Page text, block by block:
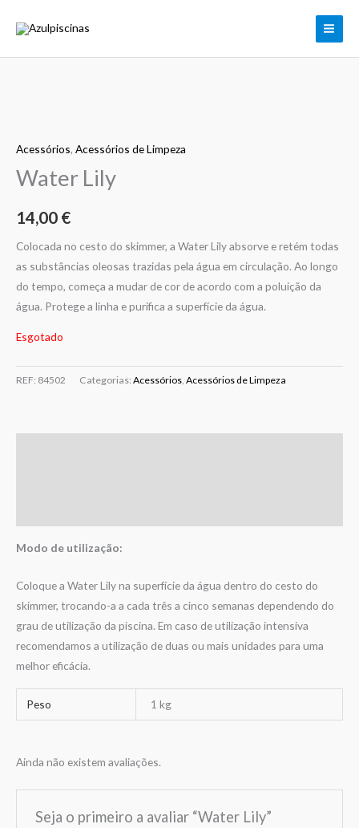
Acessórios, Acessórios de Limpeza
Water Lily
14,00 €
Colocada no cesto do skimmer, a Water Lily absorve e retém todas
as substâncias oleosas trazidas pela água em circulação. Ao longo
do tempo, começa a mudar de cor de acordo com a poluição da
água. Protege a linha e purifica a superfície da água.
Esgotado
REF: 84502 Categorias: Acessórios, Acessórios de Limpeza
Modo de utilização:
Coloque a Water Lily na superfície da água dentro do cesto do
skimmer, trocando-a a cada três a cinco semanas dependendo do
grau de utilização da piscina. Em caso de utilização intensiva
recomendamos a utilização de duas ou mais unidades para uma
melhor eficácia.
Peso 1 kg
Ainda não existem avaliações.
Seja o primeiro a avaliar “Water Lily”